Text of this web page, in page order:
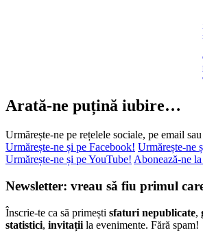
Arată-ne puțină iubire…
Urmărește-ne pe rețelele sociale, pe email
Urmărește-ne și pe Facebook! Urmărește-ne
Urmărește-ne și pe YouTube! Abonează-ne
Newsletter: vreau să fiu primul
Înscrie-te ca să primești sfaturi nepublicate,
statistici, invitații la evenimente. Fără spam!